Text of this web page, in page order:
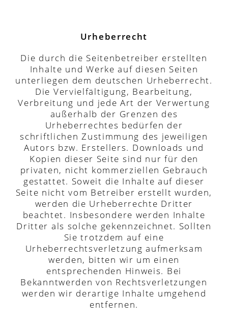
Urheberrecht
Die durch die Seitenbetreiber erstellten
Inhalte und Werke auf diesen Seiten
unterliegen dem deutschen Urheberrecht.
Die Vervielfältigung, Bearbeitung,
Verbreitung und jede Art der Verwertung
außerhalb der Grenzen des
Urheberrechtes bedürfen der
schriftlichen Zustimmung des jeweiligen
Autors bzw. Erstellers. Downloads und
Kopien dieser Seite sind nur für den
privaten, nicht kommerziellen Gebrauch
gestattet. Soweit die Inhalte auf dieser
Seite nicht vom Betreiber erstellt wurden,
werden die Urheberrechte Dritter
beachtet. Insbesondere werden Inhalte
Dritter als solche gekennzeichnet. Sollten
Sie trotzdem auf eine
Urheberrechtsverletzung aufmerksam
werden, bitten wir um einen
entsprechenden Hinweis. Bei
Bekanntwerden von Rechtsverletzungen
werden wir derartige Inhalte umgehend
entfernen.